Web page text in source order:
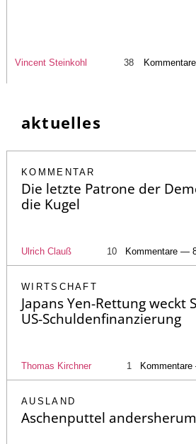
Vincent Steinkohl 38
aktuelles
KOMMENTAR
Die letzte Patrone der
die Kugel
Ulrich Clauß 10 Kommentare —
WIRTSCHAFT
Japans Yen-Rettung weckt
US-Schuldenfinanzierung
Thomas Kirchner 1
AUSLAND
Aschenputtel andersherum